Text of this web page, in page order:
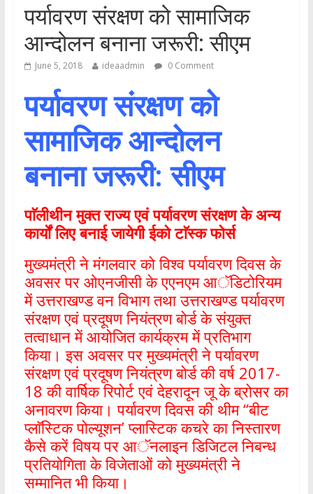
पर्यावरण संरक्षण को सामाजिक
आन्दोलन बनाना जरूरी: सीएम
June 5, 2018 ideaadmin 0 Comment
पर्यावरण संरक्षण को
सामाजिक आन्दोलन
बनाना जरूरी: सीएम
पाॅलीथीन मुक्त राज्य एवं पर्यावरण संरक्षण के अन्य
कार्यों लिए बनाई जायेगी ईको टाॅस्क फोर्स
मुख्यमंत्री ने मंगलवार को विश्व पर्यावरण दिवस के
अवसर पर ओएनजीसी के एएनएम आॅडिटोरियम
में उत्तराखण्ड वन विभाग तथा उत्तराखण्ड पर्यावरण
संरक्षण एवं प्रदूषण नियंत्रण बोर्ड के संयुक्त
तत्वाधान में आयोजित कार्यक्रम में प्रतिभाग
किया। इस अवसर पर मुख्यमंत्री ने पर्यावरण
संरक्षण एवं प्रदूषण नियंत्रण बोर्ड की वर्ष 2017-
18 की वार्षिक रिपोर्ट एवं देहरादून जू के ब्रोसर का
अनावरण किया। पर्यावरण दिवस की थीम ‘‘बीट
प्लाॅस्टिक पोल्यूशन’ प्लास्टिक कचरे का निस्तारण
कैसे करें विषय पर आॅनलाइन डिजिटल निबन्ध
प्रतियोगिता के विजेताओं को मुख्यमंत्री ने
सम्मानित भी किया।